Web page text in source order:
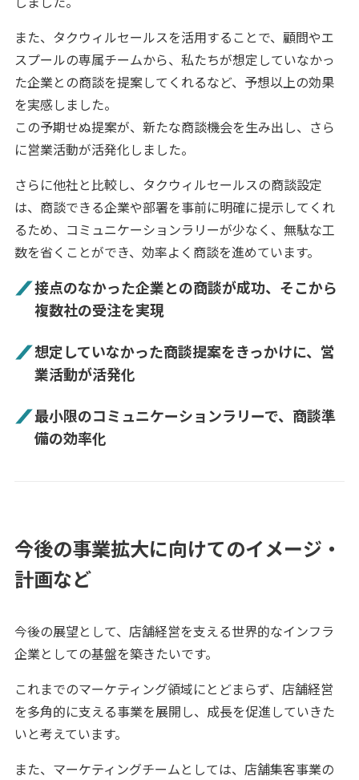
また、タクウィルセールスを活用することで、顧問やエ
スプールの専属チームから、私たちが想定していなかっ
た企業との商談を提案してくれるなど、予想以上の効果
を実感しました。
この予期せぬ提案が、新たな商談機会を生み出し、さら
に営業活動が活発化しました。
さらに他社と比較し、タクウィルセールスの商談設定
は、商談できる企業や部署を事前に明確に提示してくれ
るため、コミュニケーションラリーが少なく、無駄な工
数を省くことができ、効率よく商談を進めています。
接点のなかった企業との商談が成功、そこから
複数社の受注を実現
想定していなかった商談提案をきっかけに、営
業活動が活発化
最小限のコミュニケーションラリーで、商談準
備の効率化
今後の事業拡大に向けてのイメージ・
計画など
今後の展望として、店舗経営を支える世界的なインフラ
企業としての基盤を築きたいです。
これまでのマーケティング領域にとどまらず、店舗経営
を多角的に支える事業を展開し、成長を促進していきた
いと考えています。
また、マーケティングチームとしては、店舗集客事業の